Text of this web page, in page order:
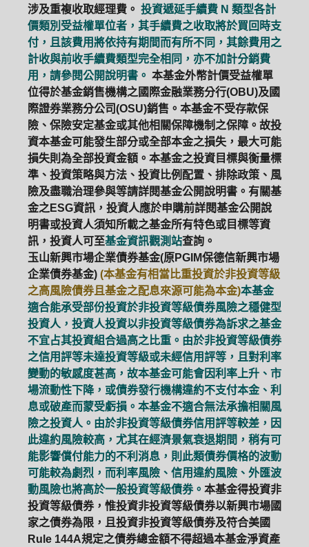
涉及重複收取經理費。 投資遞延手續費 N 類型各計
價類別受益權單位者，其手續費之收取將於買回時支
付，且該費用將依持有期間而有所不同，其餘費用之
計收與前收手續費類型完全相同，亦不加計分銷費
用，請參閱公開說明書。 本基金外幣計價受益權單
位得於基金銷售機構之國際金融業務分行(OBU)及國
際證券業務分公司(OSU)銷售。本基金不受存款保
險、保險安定基金或其他相關保障機制之保障。故投
資本基金可能發生部分或全部本金之損失，最大可能
損失則為全部投資金額。本基金之投資目標與衡量標
準、投資策略與方法、投資比例配置、排除政策、風
險及盡職治理參與等請詳閱基金公開說明書。有關基
金之ESG資訊，投資人應於申購前詳閱基金公開說
明書或投資人須知所載之基金所有特色或目標等資
訊，投資人可至基金資訊觀測站查詢。
玉山新興市場企業債券基金(原PGIM保德信新興市場
企業債券基金) (本基金有相當比重投資於非投資等級
之高風險債券且基金之配息來源可能為本金)本基金
適合能承受部份投資於非投資等級債券風險之穩健型
投資人，投資人投資以非投資等級債券為訴求之基金
不宜占其投資組合過高之比重。由於非投資等級債券
之信用評等未達投資等級或未經信用評等，且對利率
變動的敏感度甚高，故本基金可能會因利率上升、市
場流動性下降，或債券發行機構違約不支付本金、利
息或破產而蒙受虧損。本基金不適合無法承擔相關風
險之投資人。由於非投資等級債券信用評等較差，因
此違約風險較高，尤其在經濟景氣衰退期間，稍有可
能影響償付能力的不利消息，則此類債券價格的波動
可能較為劇烈，而利率風險、信用違約風險、外匯波
動風險也將高於一般投資等級債券。 本基金得投資非
投資等級債券，惟投資非投資等級債券以新興市場國
家之債券為限，且投資非投資等級債券及符合美國
Rule 144A規定之債券總金額不得超過本基金淨資產